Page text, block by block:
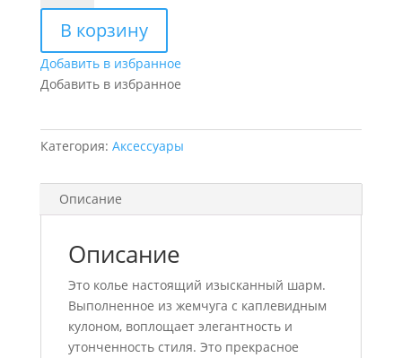
Колье
жемчуга
с
каплевидным
В корзину
Добавить в избранное
Добавить в избранное
Категория: Аксессуары
Описание
Описание
Это колье настоящий изысканный шарм.
Выполненное из жемчуга с каплевидным
кулоном, воплощает элегантность и
утонченность стиля. Это прекрасное